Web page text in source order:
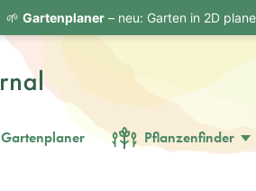
Gartenplaner Pflanzenfinder
🌱 Gartenplaner– neu: Garten in 2D